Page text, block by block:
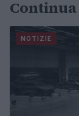
NOTIZIE